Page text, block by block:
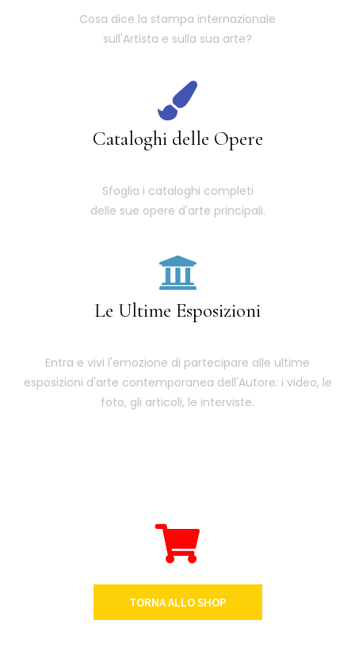
Cosa dice la stampa internazionale
sull'Artista e sulla sua arte?
Cataloghi delle Opere
Sfoglia i cataloghi completi
delle sue opere d'arte principali.
Le Ultime Esposizioni
Entra e vivi l'emozione di partecipare alle ultime
esposizioni d'arte contemporanea dell'Autore: i video, le
foto, gli articoli, le interviste.
TORNA ALLO SHOP